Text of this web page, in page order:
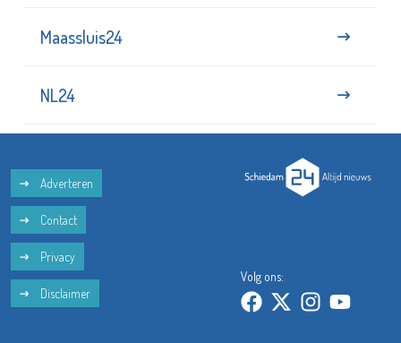
Maassluis24
NL24
Adverteren
Contact
Privacy
Disclaimer
Volg ons: